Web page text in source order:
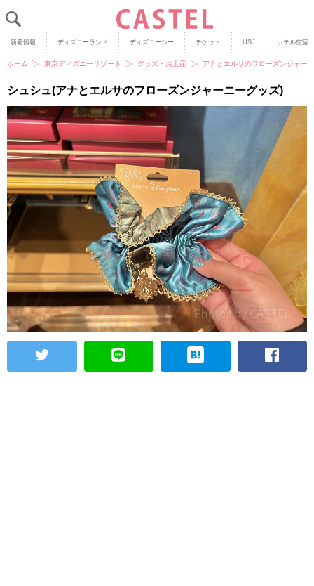
新着情報 ディズニーランド ディズニーシー チケット USJ ホテル空室
ホーム 東京ディズニーリゾート グッズ・お土産 アナとエルサのフローズンジャー
シュシュ(アナとエルサのフローズンジャーニーグッズ)